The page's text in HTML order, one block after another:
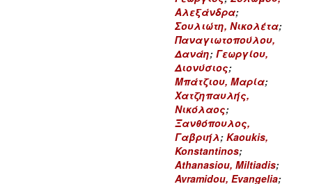
Αλεξάνδρα;
Σουλιώτη, Νικολέτα;
Παναγιωτοπούλου,
Δανάη; Γεωργίου,
Διονύσιος;
Μπάτζιου, Μαρία;
Χατζηπαυλής,
Νικόλαος;
Ξανθόπουλος,
Γαβριήλ; Kaoukis,
Konstantinos;
Athanasiou, Miltiadis;
Avramidou, Evangelia;